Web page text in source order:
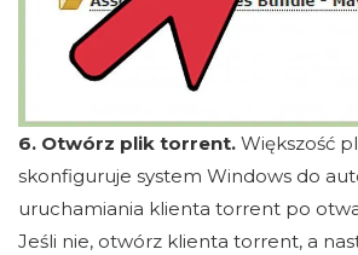
6. Otwórz plik torrent. Większość
skonfiguruje system Windows do
uruchamiania klienta torrent po
Jeśli nie, otwórz klienta torrent, a